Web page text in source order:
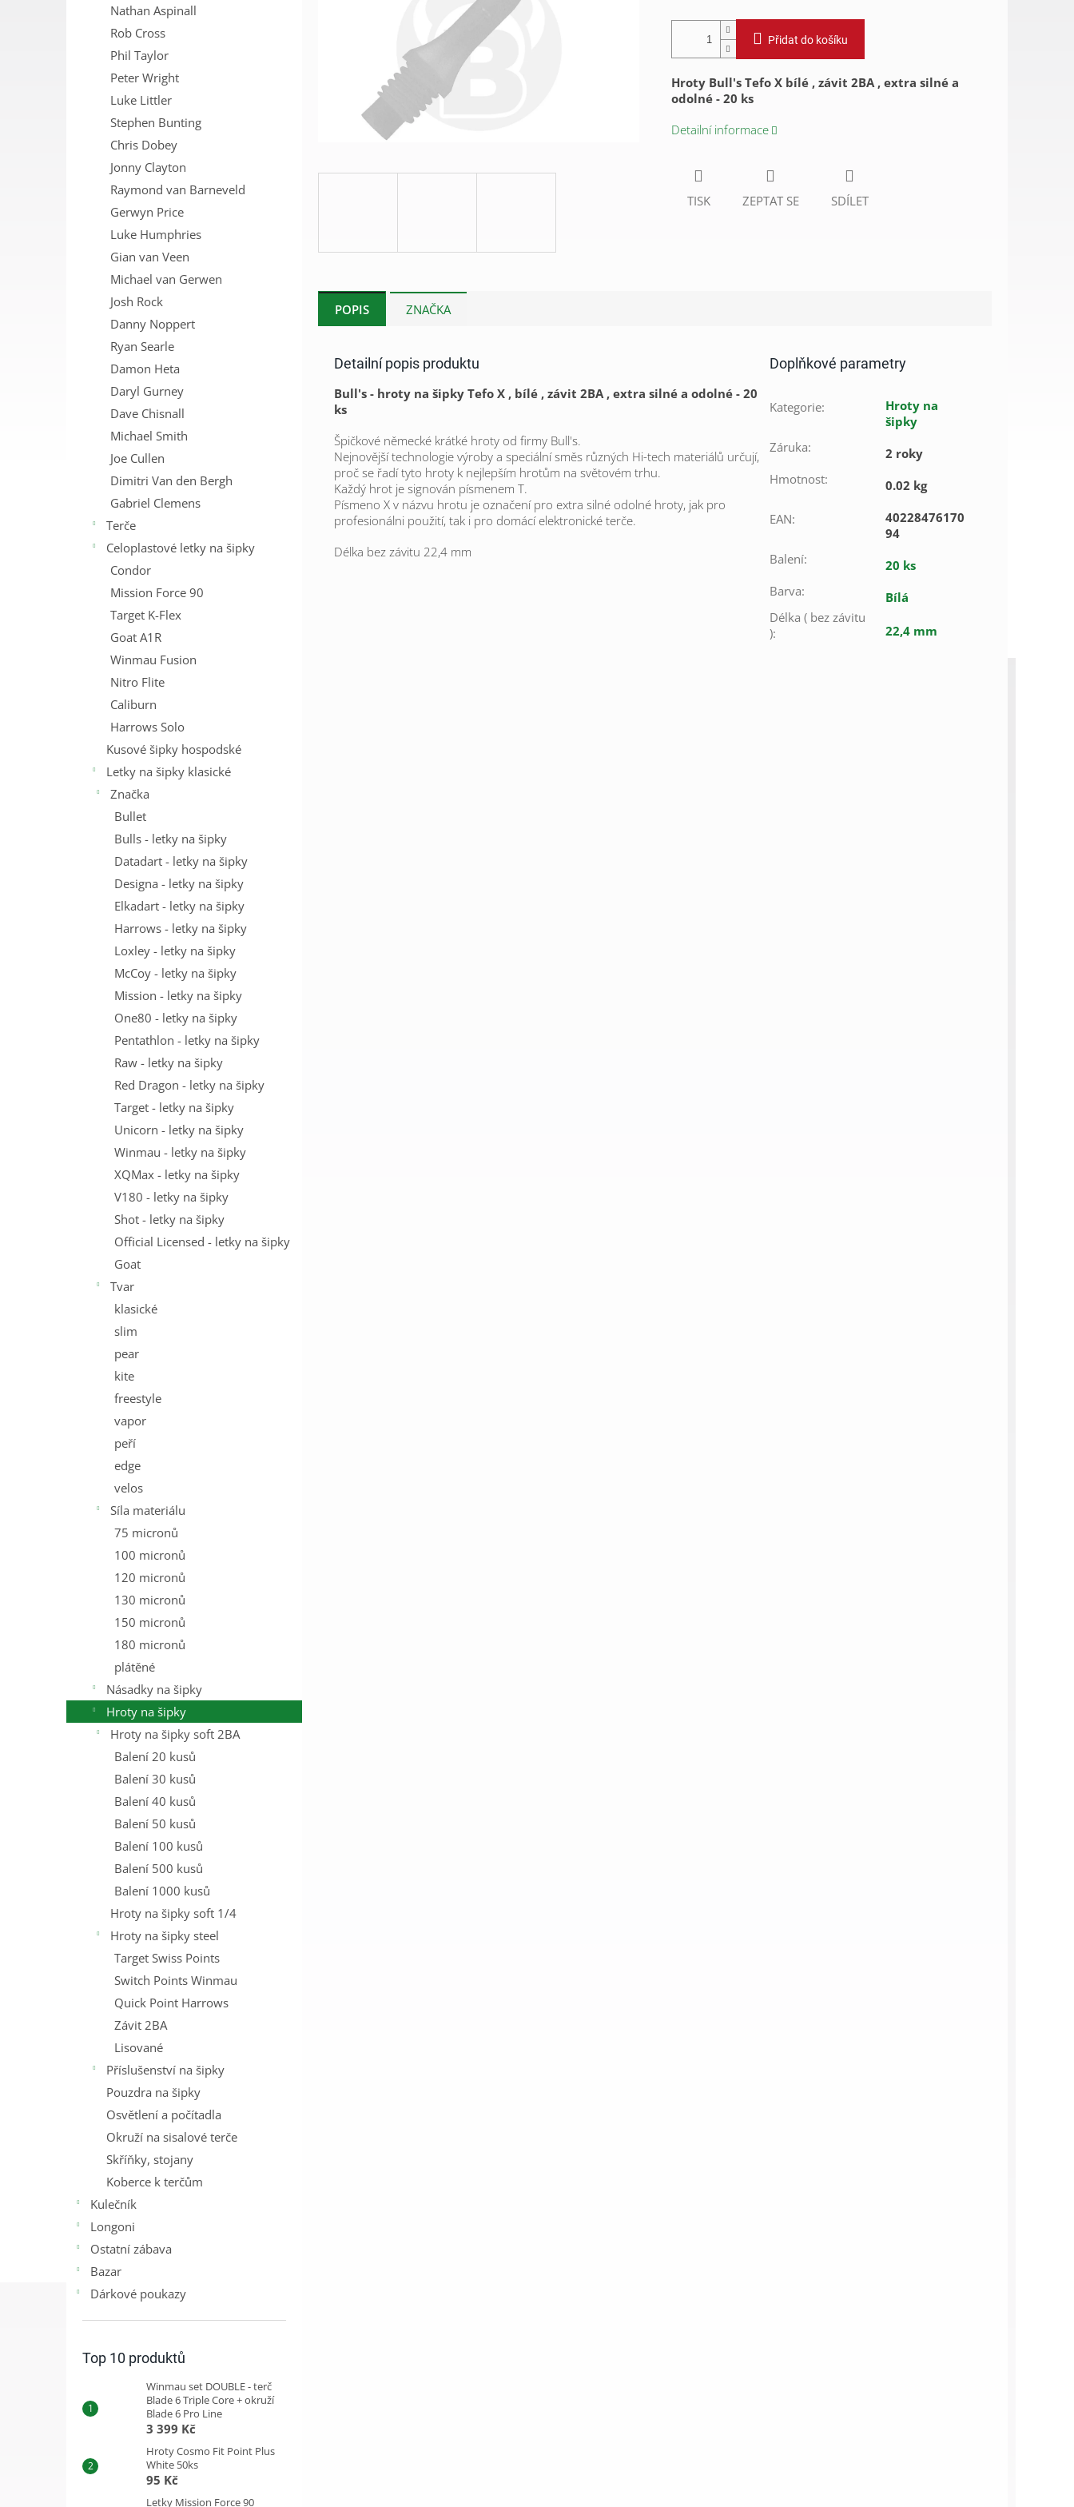
Nathan Aspinall
Rob Cross
Phil Taylor
Peter Wright
Luke Littler
Stephen Bunting
Chris Dobey
Jonny Clayton
Raymond van Barneveld
Gerwyn Price
Luke Humphries
Gian van Veen
Michael van Gerwen
Josh Rock
Danny Noppert
Ryan Searle
Damon Heta
Daryl Gurney
Dave Chisnall
Michael Smith
Joe Cullen
Dimitri Van den Bergh
Gabriel Clemens
Terče
Celoplastové letky na šipky
Condor
Mission Force 90
Target K-Flex
Goat A1R
Winmau Fusion
Nitro Flite
Caliburn
Harrows Solo
Kusové šipky hospodské
Letky na šipky klasické
Značka
Bullet
Bulls - letky na šipky
Datadart - letky na šipky
Designa - letky na šipky
Elkadart - letky na šipky
Harrows - letky na šipky
Loxley - letky na šipky
McCoy - letky na šipky
Mission - letky na šipky
One80 - letky na šipky
Pentathlon - letky na šipky
Raw - letky na šipky
Red Dragon - letky na šipky
Target - letky na šipky
Unicorn - letky na šipky
Winmau - letky na šipky
XQMax - letky na šipky
V180 - letky na šipky
Shot - letky na šipky
Official Licensed - letky na šipky
Goat
Tvar
klasické
slim
pear
kite
freestyle
vapor
peří
edge
velos
Síla materiálu
75 micronů
100 micronů
120 micronů
130 micronů
150 micronů
180 micronů
plátěné
Násadky na šipky
Hroty na šipky
Hroty na šipky soft 2BA
Balení 20 kusů
Balení 30 kusů
Balení 40 kusů
Balení 50 kusů
Balení 100 kusů
Balení 500 kusů
Balení 1000 kusů
Hroty na šipky soft 1/4
Hroty na šipky steel
Target Swiss Points
Switch Points Winmau
Quick Point Harrows
Závit 2BA
Lisované
Příslušenství na šipky
Pouzdra na šipky
Osvětlení a počítadla
Okruží na sisalové terče
Skříňky, stojany
Koberce k terčům
Kulečník
Longoni
Ostatní zábava
Bazar
Dárkové poukazy
Top 10 produktů
Winmau set DOUBLE - terč
Blade 6 Triple Core + okruží
Blade 6 Pro Line
3 399 Kč
Hroty Cosmo Fit Point Plus
White 50ks
95 Kč
Letky Mission Force 90
Přidat do košíku
Hroty Bull's Tefo X bílé , závit 2BA , extra silné a
odolné - 20 ks
Detailní informace
TISK ZEPTAT SE SDÍLET
POPIS ZNAČKA
Detailní popis produktu
Bull's - hroty na šipky Tefo X , bílé , závit 2BA , extra silné a odolné - 20
ks
Špičkové německé krátké hroty od firmy Bull's.
Nejnovější technologie výroby a speciální směs různých Hi-tech materiálů určují,
proč se řadí tyto hroty k nejlepším hrotům na světovém trhu.
Každý hrot je signován písmenem T.
Písmeno X v názvu hrotu je označení pro extra silné odolné hroty, jak pro
profesionálni použití, tak i pro domácí elektronické terče.
Délka bez závitu 22,4 mm
Doplňkové parametry
Kategorie:
Hroty na
šipky
Záruka:
2 roky
Hmotnost: 0.02 kg
EAN:
40228476170
94
Balení:
20 ks
Barva:
Bílá
Délka ( bez závitu
): 22,4 mm